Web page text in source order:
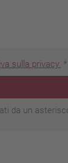
sulla privacy. *
da un